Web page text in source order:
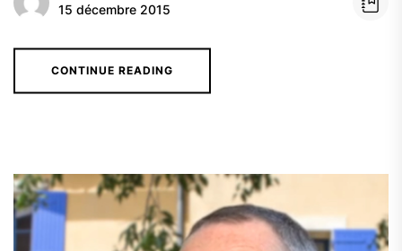
15 décembre 2015
CONTINUE READING